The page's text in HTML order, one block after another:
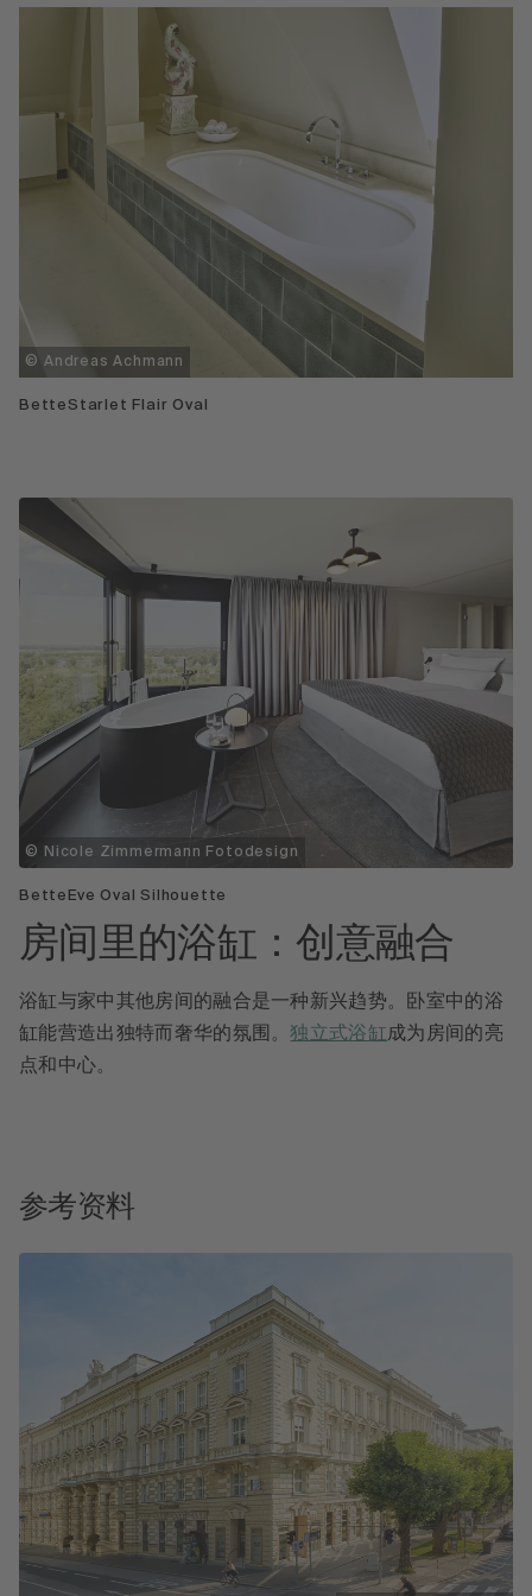
© Andreas Achmann
BetteStarlet Flair Oval
© Nicole Zimmermann Fotodesign
BetteEve Oval Silhouette
房间里的浴缸：创意融合
浴缸与家中其他房间的融合是一种新兴趋势。卧室中的浴
缸能营造出独特而奢华的氛围。独立式浴缸成为房间的亮
点和中心。
参考资料